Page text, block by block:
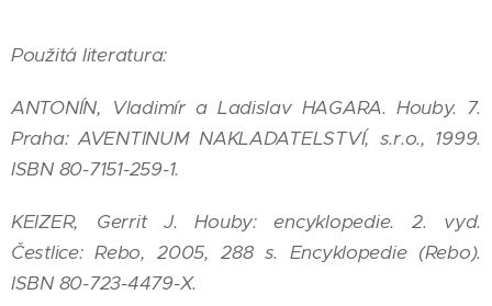
Použitá literatura:
ANTONÍN, Vladimír a Ladislav HAGARA. Houby. 7.
Praha: AVENTINUM NAKLADATELSTVÍ, s.r.o., 1999.
ISBN 80-7151-259-1.
KEIZER, Gerrit J. Houby: encyklopedie. 2. vyd.
Čestlice: Rebo, 2005, 288 s. Encyklopedie (Rebo).
ISBN 80-723-4479-X.